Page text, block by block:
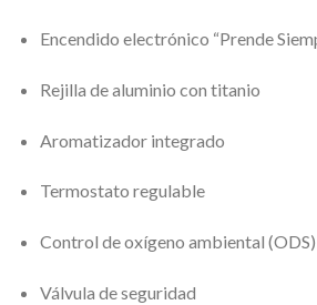
Encendido electrónico “Prende
Rejilla de aluminio con titanio
Aromatizador integrado
Termostato regulable
Control de oxígeno ambiental (ODS)
Válvula de seguridad